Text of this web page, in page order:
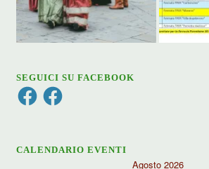
SEGUICI SU FACEBOOK
FacebookFacebook
CALENDARIO EVENTI
Agosto 2026